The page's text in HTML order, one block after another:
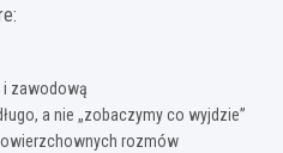
i zawodową
a nie „zobaczymy co wyjdzie”
rozmów